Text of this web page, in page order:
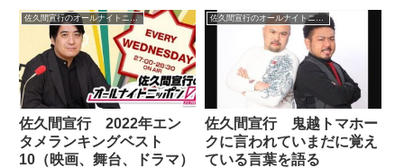
行くしかねえな」がegg流行語大
賞を受賞したことについて話して
いました。
ました。
佐久間宣行のオールナイトニッポン0
佐久間宣行 2022年エン
タメランキングベスト
10（映画、舞台、ドラマ）
佐久間宣行のオールナイトニッポン0
佐久間宣行 鬼越トマホー
クに言われていまだに覚え
ている言葉を語る